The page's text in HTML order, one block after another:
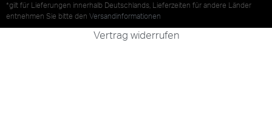
*gilt für Lieferungen innerhalb Deutschlands, Lieferzeiten für andere Länder
entnehmen Sie bitte den Versandinformationen
Vertrag widerrufen